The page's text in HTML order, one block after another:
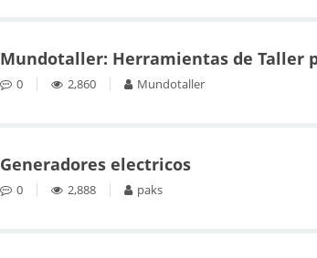
Mundotaller: Herramientas de Taller
0 2,860 Mundotaller
Generadores electricos
0 2,888 paks